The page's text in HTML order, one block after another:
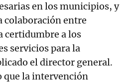
en los municipios, y
colaboración entre
certidumbre a los
servicios para la
el director general.
que la intervención